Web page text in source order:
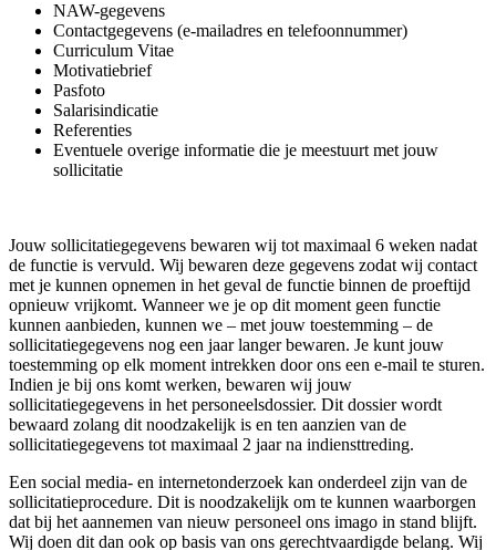
NAW-gegevens
Contactgegevens (e-mailadres en telefoonnummer)
Curriculum Vitae
Motivatiebrief
Pasfoto
Salarisindicatie
Referenties
Eventuele overige informatie die je meestuurt met jouw
sollicitatie
Jouw sollicitatiegegevens bewaren wij tot maximaal 6 weken nadat
de functie is vervuld. Wij bewaren deze gegevens zodat wij contact
met je kunnen opnemen in het geval de functie binnen de proeftijd
opnieuw vrijkomt. Wanneer we je op dit moment geen functie
kunnen aanbieden, kunnen we – met jouw toestemming – de
sollicitatiegegevens nog een jaar langer bewaren. Je kunt jouw
toestemming op elk moment intrekken door ons een e-mail te sturen.
Indien je bij ons komt werken, bewaren wij jouw
sollicitatiegegevens in het personeelsdossier. Dit dossier wordt
bewaard zolang dit noodzakelijk is en ten aanzien van de
sollicitatiegegevens tot maximaal 2 jaar na indiensttreding.
Een social media- en internetonderzoek kan onderdeel zijn van de
sollicitatieprocedure. Dit is noodzakelijk om te kunnen waarborgen
dat bij het aannemen van nieuw personeel ons imago in stand blijft.
Wij doen dit dan ook op basis van ons gerechtvaardigde belang. Wij